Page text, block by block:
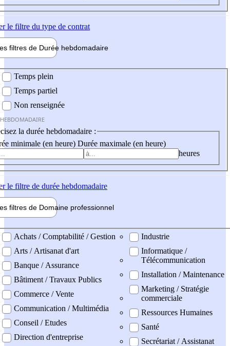
le filtre du type de contrat
filtres de Durée hebdomadaire
Temps plein
Temps partiel
Non renseignée
la durée hebdomadaire :
minimale (en heure) Durée maximale (en heure)
heures
le filtre de durée hebdomadaire
filtres de Domaine professionnel
professionel
Achats / Comptabilité / Gestion
Arts / Artisanat d'art
Banque / Assurance
Bâtiment / Travaux Publics
Commerce / Vente
Communication / Multimédia
Conseil / Etudes
Direction d'entreprise
Industrie
Informatique /
Télécommunication
Installation / Maintenance
Marketing / Stratégie
commerciale
Ressources Humaines
Santé
Secrétariat / Assistanat